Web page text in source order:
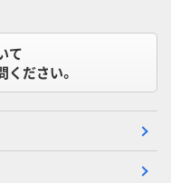
て
ください。